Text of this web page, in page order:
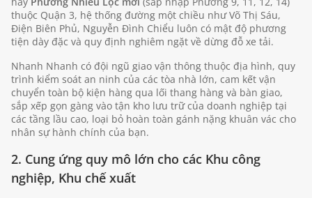
thuộc Quận 3, hệ thống đường một chiều như Võ Thị Sáu,
Điện Biên Phủ, Nguyễn Đình Chiểu luôn có mật độ phương
tiện dày đặc và quy định nghiêm ngặt về dừng đỗ xe tải.
Nhanh Nhanh có đội ngũ giao vận thông thuộc địa hình, quy
trình kiểm soát an ninh của các tòa nhà lớn, cam kết vận
chuyển toàn bộ kiện hàng qua lối thang hàng và bàn giao,
sắp xếp gọn gàng vào tận kho lưu trữ của doanh nghiệp tại
các tầng lầu cao, loại bỏ hoàn toàn gánh nặng khuân vác cho
nhân sự hành chính của bạn.
2. Cung ứng quy mô lớn cho các Khu công
nghiệp, Khu chế xuất